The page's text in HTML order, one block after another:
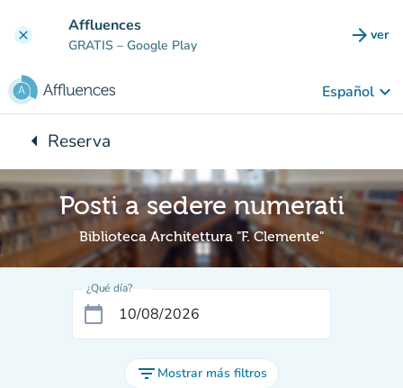
clear Affluences
GRATIS – Google Play arrow_forward ver
Español keyboard_arrow_down
arrow_leftVuelta:
Reserva
Posti a sedere numerati
Biblioteca Architettura "F. Clemente"
¿Qué día?
calendar_today
filter_list Mostrar más filtros